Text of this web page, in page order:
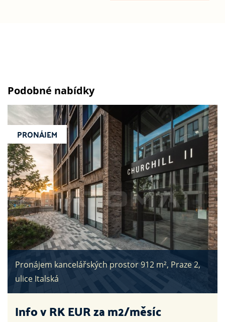
Podobné nabídky
Pronájem kancelářských prostor 912 m², Praze 2,
ulice Italská
PRONÁJEM
Info v RKEUR za m2/měsíc